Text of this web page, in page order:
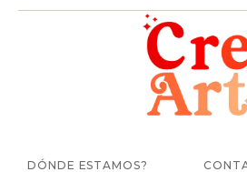
DÓNDE ESTAMOS?